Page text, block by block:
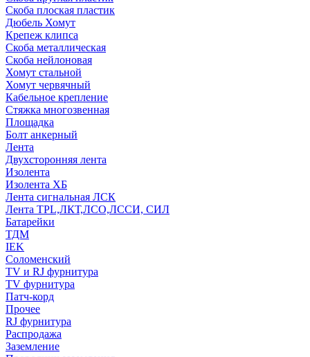
Скоба плоская пластик
Дюбель Хомут
Крепеж клипса
Скоба металлическая
Скоба нейлоновая
Хомут стальной
Хомут червячный
Кабельное крепление
Стяжка многозвенная
Площадка
Болт анкерный
Лента
Двухсторонняя лента
Изолента
Изолента ХБ
Лента сигнальная ЛСК
Лента TPL,ЛКТ,ЛСО,ЛССИ, СИЛ
Батарейки
ТДМ
IEK
Соломенский
TV и RJ фурнитура
TV фурнитура
Патч-корд
Прочее
RJ фурнитура
Распродажа
Заземление